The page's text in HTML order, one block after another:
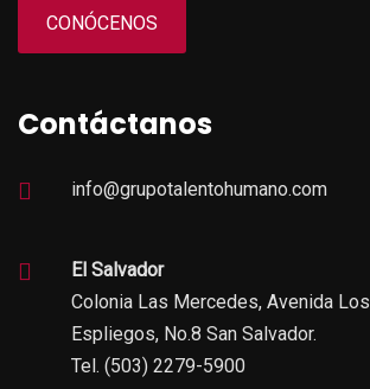
CONÓCENOS
Contáctanos
info@grupotalentohumano.com
El Salvador
Colonia Las Mercedes, Avenida Los
Espliegos, No.8 San Salvador.
Tel. (503) 2279-5900